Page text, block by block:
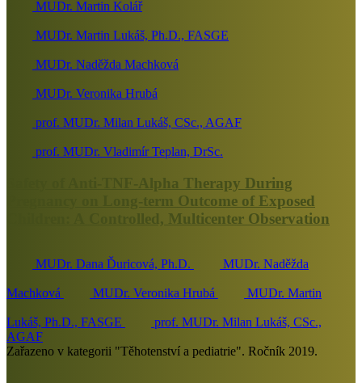
MUDr. Martin Kolář
MUDr. Martin Lukáš, Ph.D., FASGE
MUDr. Naděžda Machková
MUDr. Veronika Hrubá
prof. MUDr. Milan Lukáš, CSc., AGAF
prof. MUDr. Vladimír Teplan, DrSc.
Safety of Anti-TNF-Alpha Therapy During
Pregnancy on Long-term Outcome of Exposed
Children: A Controlled, Multicenter Observation
MUDr. Dana Ďuricová, Ph.D. MUDr. Naděžda
Machková MUDr. Veronika Hrubá MUDr. Martin
Lukáš, Ph.D., FASGE
prof. MUDr. Milan Lukáš, CSc.,
AGAF
Zařazeno v kategorii "Těhotenství a pediatrie". Ročník 2019.